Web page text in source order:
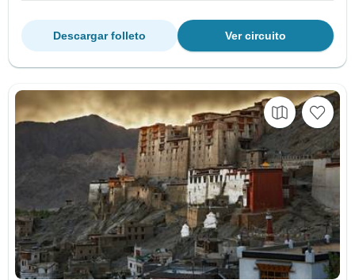
Ver circuito
Descargar folleto